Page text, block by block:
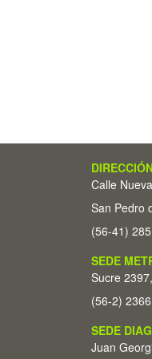
Calle
San Pedro
(56-41)
SEDE
Sucre
(56-2)
SEDE
Juan